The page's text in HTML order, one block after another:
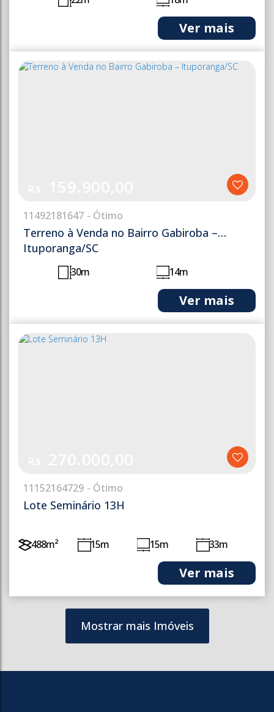
Terreno à Venda no Bairro Gabiroba –
Ituporanga/SC
11492181647
30m 14m
Lote Seminário 13H
11152164729
488m² 15m 15m
33m
Mostrar mais Imóveis